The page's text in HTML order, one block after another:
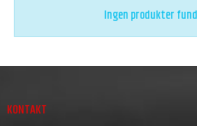
Ingen produkter
KONTAKT